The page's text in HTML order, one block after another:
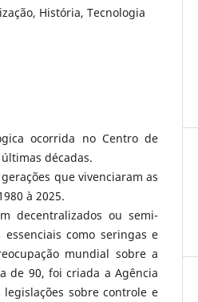
História, Tecnologia
ocorrida no Centro de
décadas.
que vivenciaram as
à 2025.
decentralizados ou semi-
como seringas e
mundial sobre a
de 90, foi criada a Agência
sobre controle e